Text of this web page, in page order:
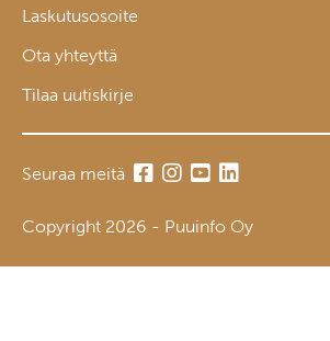
Laskutusosoite
Ota yhteyttä
Tilaa uutiskirje
Seuraa meitä
Copyright 2026 - Puuinfo Oy